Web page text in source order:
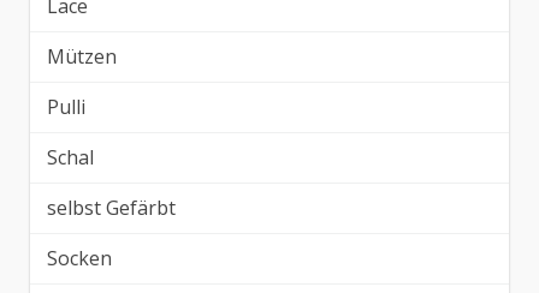
Lace
Mützen
Pulli
Schal
selbst Gefärbt
Socken